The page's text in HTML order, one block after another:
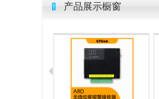
产品展示橱窗